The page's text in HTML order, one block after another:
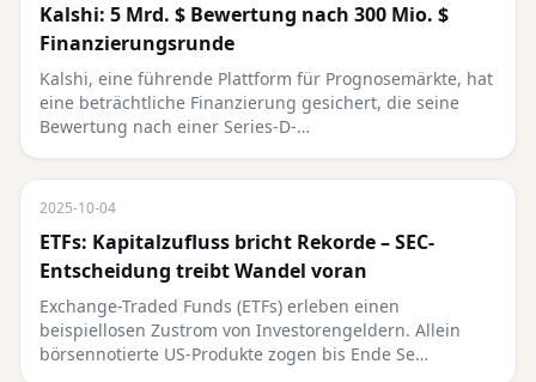
Kalshi: 5 Mrd. $ Bewertung nach 300 Mio. $
Finanzierungsrunde
Kalshi, eine führende Plattform für Prognosemärkte, hat
eine beträchtliche Finanzierung gesichert, die seine
Bewertung nach einer Series-D-…
2025-10-04
ETFs: Kapitalzufluss bricht Rekorde – SEC-
Entscheidung treibt Wandel voran
Exchange-Traded Funds (ETFs) erleben einen
beispiellosen Zustrom von Investorengeldern. Allein
börsennotierte US-Produkte zogen bis Ende Se…